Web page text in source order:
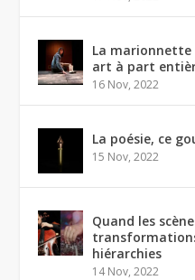
La marionnette
art à part
16 Nov, 2022
La poésie, ce
15 Nov, 2022
Quand les
hiérarchies
14 Nov, 2022